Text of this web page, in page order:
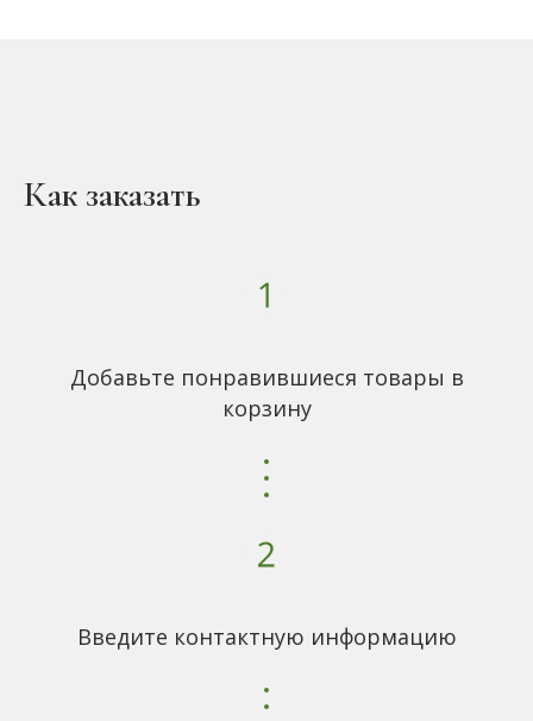
Как заказать
Добавьте понравившиеся товары в
корзину
Введите контактную информацию